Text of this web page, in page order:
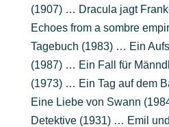
(1907) … Dracula jagt
Echoes from a sombre
Tagebuch (1983) … Ein
(1987) … Ein Fall für
(1973) … Ein Tag auf dem
Eine Liebe von Swann
Detektive (1931) … Emil